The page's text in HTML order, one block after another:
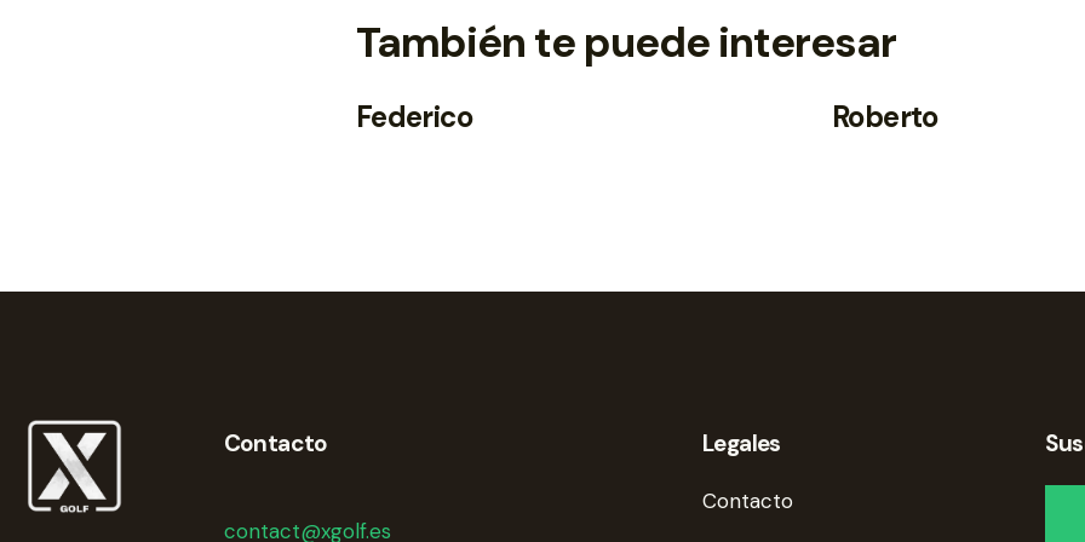
También te puede interesar
Federico Roberto
Contacto
contact@xgolf.es
Legales
Contacto